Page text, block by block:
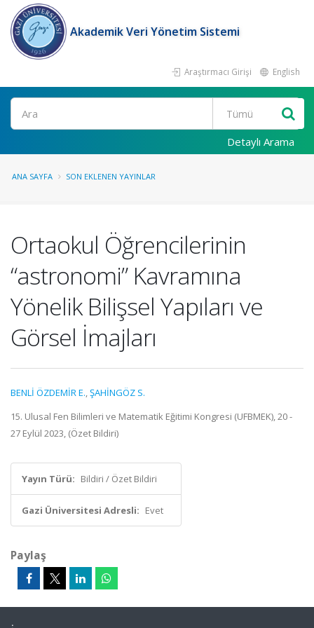
Akademik Veri Yönetim Sistemi
Araştırmacı Girişi English
Ara
Detaylı Arama
ANA SAYFA SON EKLENEN YAYINLAR
Ortaokul Öğrencilerinin
“astronomi” Kavramına
Yönelik Bilişsel Yapıları ve
Görsel İmajları
BENLİ ÖZDEMİR E.,ŞAHİNGÖZ S.
15. Ulusal Fen Bilimleri ve Matematik Eğitimi Kongresi (UFBMEK), 20 -
27 Eylül 2023, (Özet Bildiri)
Yayın Türü: Bildiri / Özet Bildiri
Gazi Üniversitesi Adresli: Evet
Paylaş